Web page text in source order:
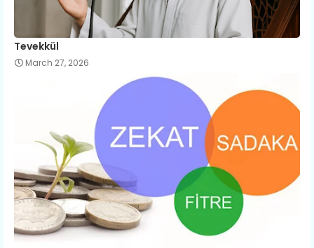
Tevekkül
March 27, 2026